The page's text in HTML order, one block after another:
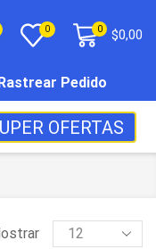
0 0 $0,00
Pedido
OFERTAS